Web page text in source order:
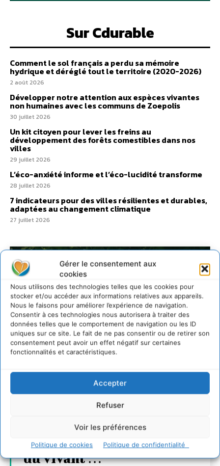
Gérer le consentement aux
cookies
Nous utilisons des technologies telles que les cookies pour
stocker et/ou accéder aux informations relatives aux appareils.
Nous le faisons pour améliorer l’expérience de navigation.
Consentir à ces technologies nous autorisera à traiter des
données telles que le comportement de navigation ou les ID
uniques sur ce site. Le fait de ne pas consentir ou de retirer son
consentement peut avoir un effet négatif sur certaines
fonctionnalités et caractéristiques.
Accepter
Refuser
Voir les préférences
Politique de cookies Politique de confidentialité
Sur Cdurable
Comment le sol français a perdu sa mémoire
hydrique et déréglé tout le territoire (2020-2026)
2 août 2026
Développer notre attention aux espèces vivantes
non humaines avec les communs de Zoepolis
30 juillet 2026
Un kit citoyen pour lever les freins au
développement des forêts comestibles dans nos
villes
29 juillet 2026
L’éco-anxiété informe et l’éco-lucidité transforme
28 juillet 2026
7 indicateurs pour des villes résilientes et durables,
adaptées au changement climatique
27 juillet 2026
pour un modèle
économique régénératif
du vivant …